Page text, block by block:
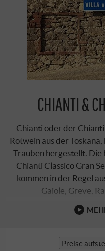
CHIANTI &
Chianti oder der
Rotwein aus der
Trauben hergestellt. Die
Chianti Classico Gran
kommen in der Regel
Gaiole, Greve,